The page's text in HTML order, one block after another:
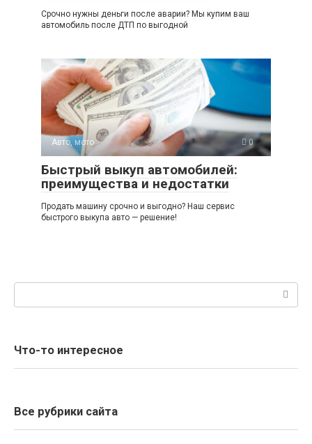
Срочно нужны деньги после аварии? Мы купим ваш
автомобиль после ДТП по выгодной
Авто, мото 0
Быстрый выкуп автомобилей:
преимущества и недостатки
Продать машину срочно и выгодно? Наш сервис
быстрого выкупа авто — решение!
Что-то интересное
Все рубрики сайта